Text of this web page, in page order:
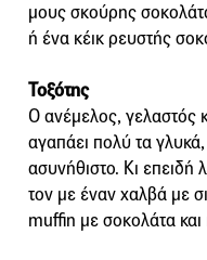
μους σκούρης
ή ένα κέικ ρευστής
Τοξότης
Ο ανέμελος, γελαστός
αγαπάει πολύ τα
ασυνήθιστο. Κι επειδή
τον με έναν χαλβά με
muffin με σοκολάτα και